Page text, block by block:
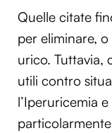
Quelle citate
per eliminare,
urico. Tuttavia,
utili contro
l’Iperuricemia